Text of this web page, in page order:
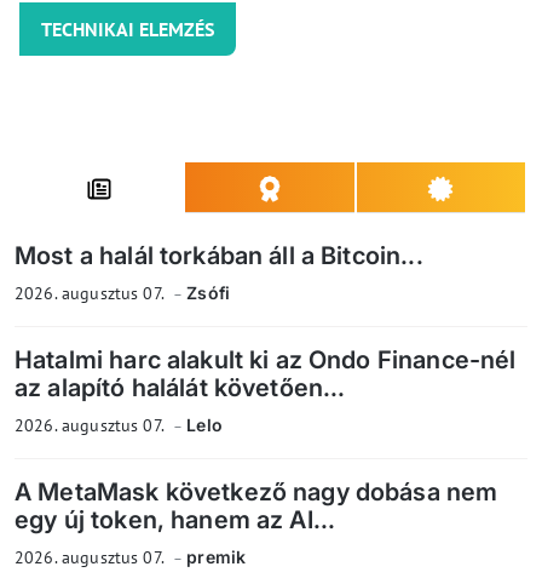
TECHNIKAI ELEMZÉS
Most a halál torkában áll a Bitcoin...
2026. augusztus 07. Zsófi
Hatalmi harc alakult ki az Ondo Finance-nél
az alapító halálát követően...
2026. augusztus 07. Lelo
A MetaMask következő nagy dobása nem
egy új token, hanem az AI...
2026. augusztus 07. premik